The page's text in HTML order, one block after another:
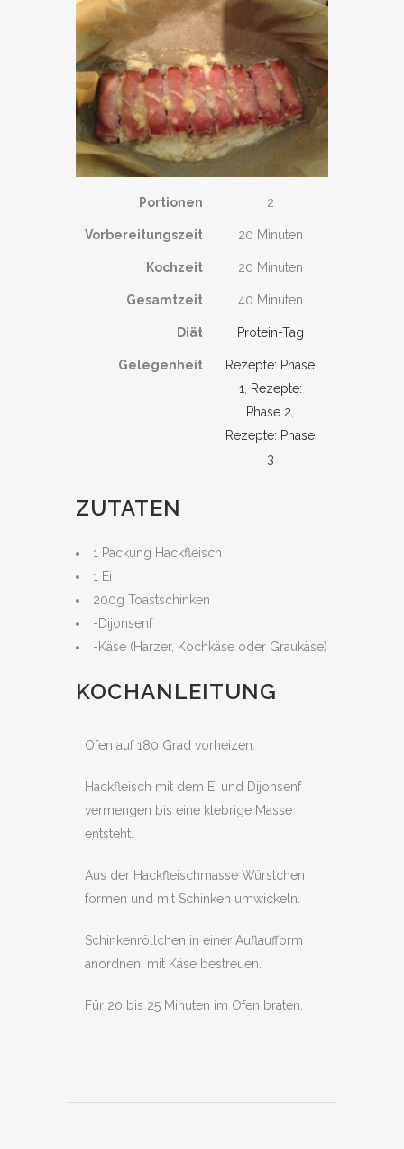
Portionen 2
Vorbereitungszeit 20 Minuten
Kochzeit 20 Minuten
Gesamtzeit 40 Minuten
Diät Protein-Tag
Gelegenheit
Rezepte: Phase
1
Rezepte:
Phase 2
Rezepte: Phase
3
ZUTATEN
1 Packung Hackfleisch
1 Ei
200g Toastschinken
-Dijonsenf
-Käse (Harzer, Kochkäse oder Graukäse)
KOCHANLEITUNG
Ofen auf 180 Grad vorheizen.
Hackfleisch mit dem Ei und Dijonsenf
vermengen bis eine klebrige Masse
entsteht.
Aus der Hackfleischmasse Würstchen
formen und mit Schinken umwickeln.
Schinkenröllchen in einer Auflaufform
anordnen, mit Käse bestreuen.
Für 20 bis 25 Minuten im Ofen braten.